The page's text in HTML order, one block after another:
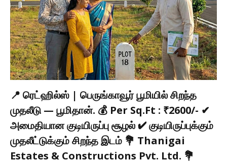
📍 ரெட்ஹில்ஸ் | பெருங்காவூர் பூமியில் சிறந்த
முதலீடு — பூமிதான். 💰 Per Sq.Ft : ₹2600/- ✔
அமைதியான குடியிருப்பு சூழல் ✔ குடியிருப்புக்கும்
முதலீட்டுக்கும் சிறந்த இடம் 💐 Thanigai
Estates & Constructions Pvt. Ltd. 💐